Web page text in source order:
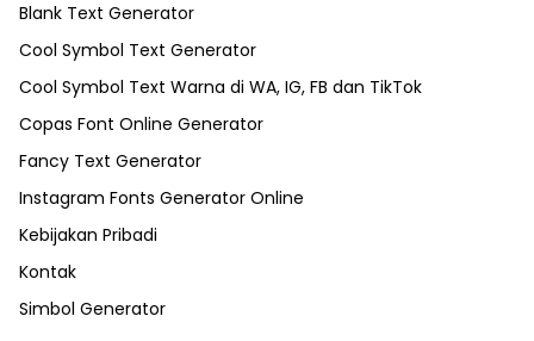
Blank Text Generator
Cool Symbol Text Generator
Cool Symbol Text Warna di WA, IG, FB dan TikTok
Copas Font Online Generator
Fancy Text Generator
Instagram Fonts Generator Online
Kebijakan Pribadi
Kontak
Simbol Generator